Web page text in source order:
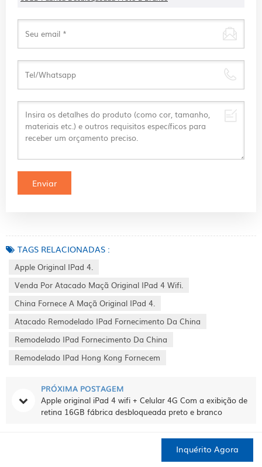
Inquérito Agora
TAGS RELACIONADAS :
Apple Original IPad 4.
Venda Por Atacado Maçã Original IPad 4 Wifi.
China Fornece A Maçã Original IPad 4.
Atacado Remodelado IPad Fornecimento Da China
Remodelado IPad Fornecimento Da China
Remodelado IPad Hong Kong Fornecem
PRÓXIMA POSTAGEM
Apple original iPad 4 wifi + Celular 4G Com a exibição de
retina 16GB fábrica desbloqueada preto e branco
SOBRE
CONTATO